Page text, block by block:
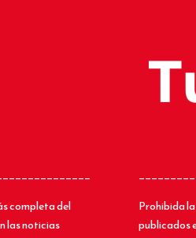
completa del
las noticias
Prohibida
publicados